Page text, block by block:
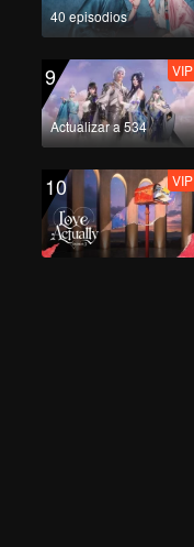
40 episodios
9
Actualizar a 534
VIP
10 VIP